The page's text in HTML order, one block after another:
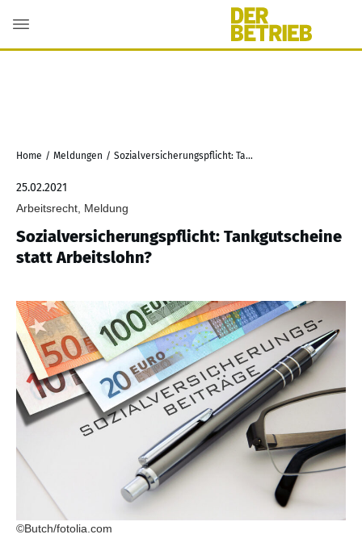
Home / Meldungen / Sozialversicherungspflicht: Tankgutscheine statt Arbeitslohn?
25.02.2021
Arbeitsrecht, Meldung
Sozialversicherungspflicht: Tankgutscheine
statt Arbeitslohn?
©Butch/fotolia.com